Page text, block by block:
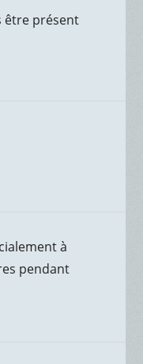
être présent
à
pendant